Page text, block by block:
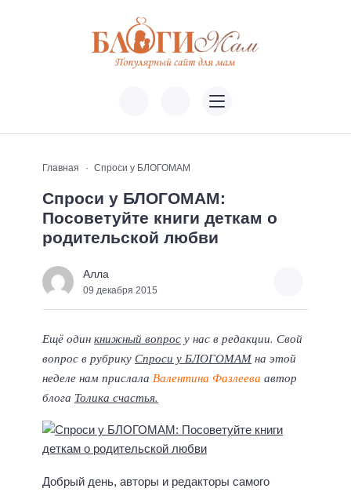
Главная Спроси у БЛОГОМАМ
Спроси у БЛОГОМАМ:
Посоветуйте книги деткам о
родительской любви
Алла
09 декабря 2015
Ещё один книжный вопрос у нас в редакции. Свой
вопрос в рубрику Спроси у БЛОГОМАМ на этой
неделе нам прислала Валентина Фазлеева автор
блога Толика счастья.
Добрый день, авторы и редакторы самого